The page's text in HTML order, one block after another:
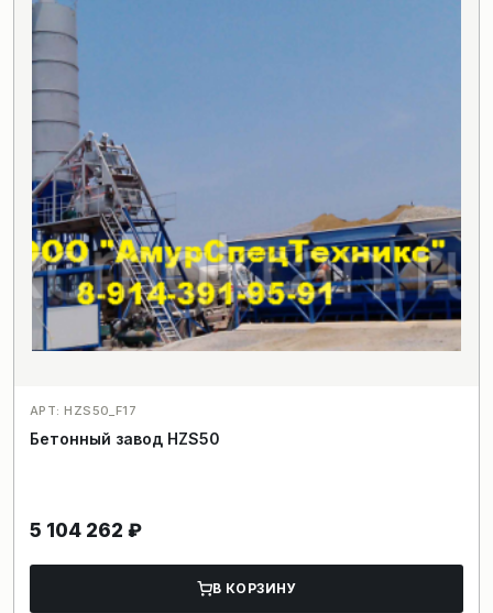
АРТ: HZS50_F17
Бетонный завод HZS50
5 104 262 ₽
В КОРЗИНУ